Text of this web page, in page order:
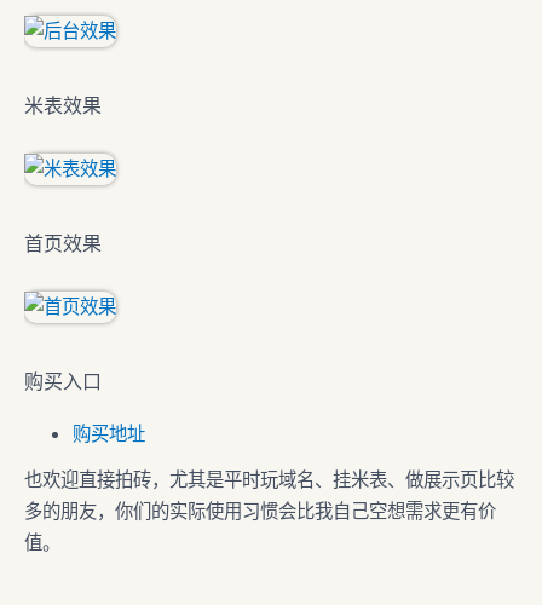
米表效果
首页效果
购买入口
购买地址
也欢迎直接拍砖，尤其是平时玩域名、挂米表、做展示页比较
多的朋友，你们的实际使用习惯会比我自己空想需求更有价
值。